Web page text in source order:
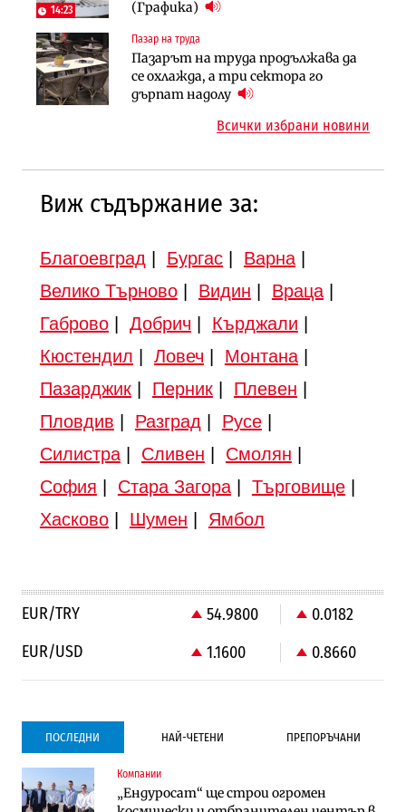
14:23
(Графика)
Пазар на труда
Пазарът на труда продължава да
се охлажда, а три сектора го
дърпат надолу
парцеларния план за
Търново
Градоустройство
Шест кандидата с интерес към
(Графика)
Инфраструктура
Вторият мост над Варненското
езеро става част от бъдещата
магистрала „Черно море“
Всички избрани новини
Виж съдържание за:
Благоевград Бургас| Варна|
Велико Търново| Видин Враца|
Габрово| Добрич Кърджали
Кюстендил
Ловеч Монтана|
Пазарджик| Перник| Плевен
Пловдив
Разград Русе|
Силистра| Сливен Смолян
София
Стара Загора| Търговище|
Хасково| Шумен Ямбол
EUR/TRY 54.9800
0.0182
EUR/USD
1.1600 0.8660
ПОСЛЕДНИ НАЙ-ЧЕТЕНИ ПРЕПОРЪЧАНИ
Компании
„Ендуросат“ ще строи огромен
Градоустройство
Столична община избра изпълнител за
Компании
Vivacom предлага над 150 устройства с